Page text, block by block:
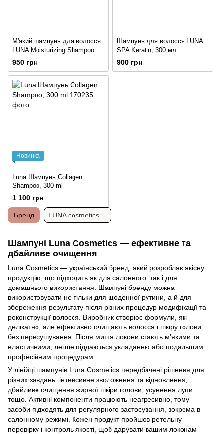
М'який шампунь для волосся
LUNA Moisturizing Shampoo
950 грн
Шампунь для волосся LUNA
SPA Keratin, 300 мл
900 грн
Новинка
Luna Шампунь Collagen
Shampoo, 300 ml
1 100 грн
Шампуні Luna Cosmetics — ефективне та
дбайливе очищення
Luna Cosmetics — український бренд, який розробляє якісну
продукцію, що підходить як для салонного, так і для
домашнього використання. Шампуні бренду можна
використовувати не тільки для щоденної рутини, а й для
збереження результату після різних процедур модифікації та
реконструкції волосся. Виробник створює формули, які
делікатно, але ефективно очищають волосся і шкіру голови
без пересушування. Після миття локони стають м’якими та
еластичними, легше піддаються укладанню або подальшим
професійним процедурам.
У лінійці шампунів Luna Cosmetics передбачені рішення для
різних завдань: інтенсивне зволоження та відновлення,
дбайливе очищення жирної шкіри голови, усунення лупи
тощо. Активні компоненти працюють неагресивно, тому
засоби підходять для регулярного застосування, зокрема в
салонному режимі. Кожен продукт пройшов ретельну
перевірку і контроль якості, щоб дарувати вашим локонам
Бренд LUNA cosmetics